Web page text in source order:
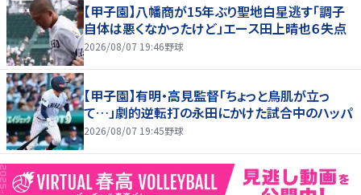
【甲子園】八幡商が15年ぶり聖地白星逃す「調子
自体は悪くなかったけど」エース田上晴也６失点
2026/08/07 19:46野球
【甲子園】有明・高見監督「ちょっと鳥肌が立っ
て…」劇的逆転打の永田にかけた試合中のハッパ
2026/08/07 19:45野球